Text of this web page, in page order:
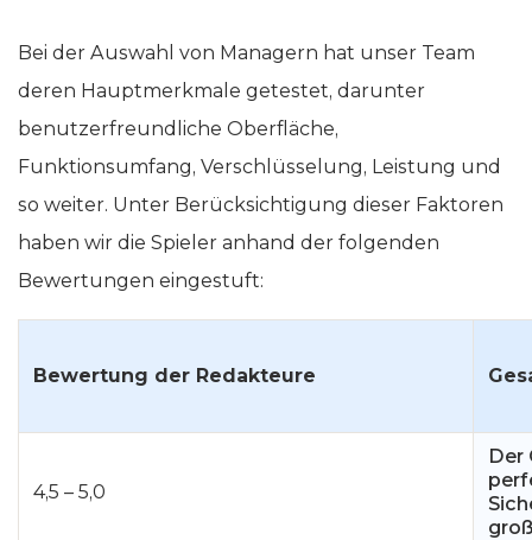
Bei der Auswahl von Managern hat unser Team
deren Hauptmerkmale getestet, darunter
benutzerfreundliche Oberfläche,
Funktionsumfang, Verschlüsselung, Leistung und
so weiter. Unter Berücksichtigung dieser Faktoren
haben wir die Spieler anhand der folgenden
Bewertungen eingestuft:
Bewertung der Redakteure
4,5 – 5,0
Der